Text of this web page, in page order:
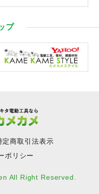
プ
定商取引法表示
ポリシー
All Right Reserved.